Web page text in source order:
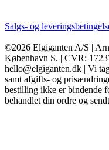
Salgs- og
©2026 Elgiganten A/S |
København S. | CVR:
hello@elgiganten.dk | Vi
samt afgifts- og
bestilling ikke er bindende
behandlet din ordre og